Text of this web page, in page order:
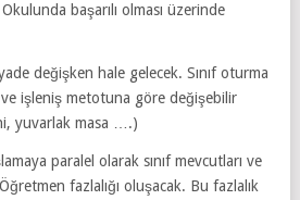
başarılı olması üzerinde
değişken hale gelecek. Sınıf oturma
işleniş metotuna göre değişebilir
yuvarlak masa ….)
paralel olarak sınıf mevcutları ve
fazlalığı oluşacak. Bu fazlalık